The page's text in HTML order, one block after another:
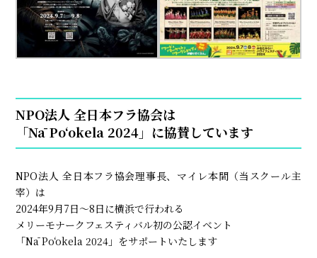
NPO法人 全日本フラ協会は
「Nā Poʻokela 2024」に協賛しています
NPO法人 全日本フラ協会理事長、マイレ本間（当スクール主
宰）は
2024年9月7日～8日に横浜で行われる
メリーモナークフェスティバル初の公認イベント
「Nā Poʻokela 2024」をサポートいたします